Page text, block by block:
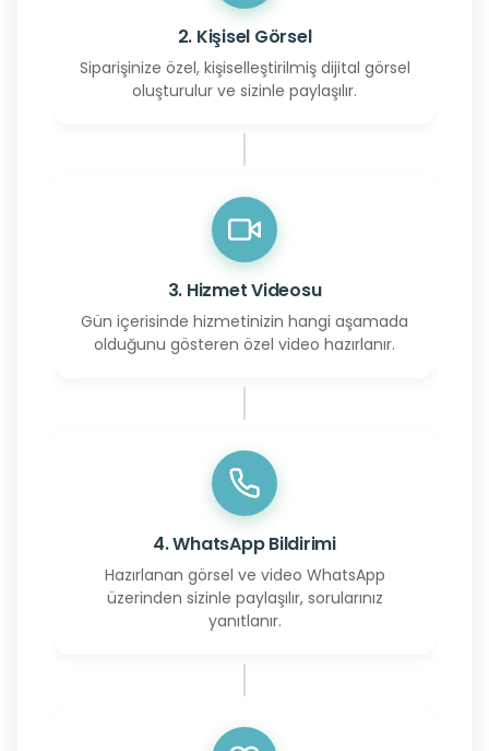
2. Kişisel Görsel
Siparişinize özel, kişiselleştirilmiş dijital görsel
oluşturulur ve sizinle paylaşılır.
3. Hizmet Videosu
Gün içerisinde hizmetinizin hangi aşamada
olduğunu gösteren özel video hazırlanır.
4. WhatsApp Bildirimi
Hazırlanan görsel ve video WhatsApp
üzerinden sizinle paylaşılır, sorularınız
yanıtlanır.